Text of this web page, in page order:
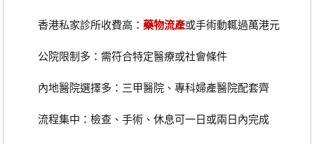
香港私家診所收費高： 藥物流產或手術動輒過萬港元
公院限制多：需符合特定醫療或社會條件
內地醫院選擇多：三甲醫院、專科婦產醫院配套齊
流程集中：檢查、手術、休息可一日或兩日內完成